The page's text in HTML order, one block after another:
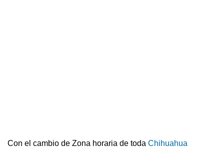
Con el cambio de Zona horaria de toda Chihuahua